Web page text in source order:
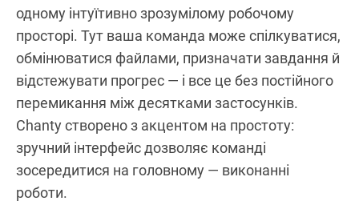
одному інтуїтивно зрозумілому робочому
просторі. Тут ваша команда може спілкуватися,
обмінюватися файлами, призначати завдання й
відстежувати прогрес — і все це без постійного
перемикання між десятками застосунків.
Chanty створено з акцентом на простоту:
зручний інтерфейс дозволяє команді
зосередитися на головному — виконанні
роботи.